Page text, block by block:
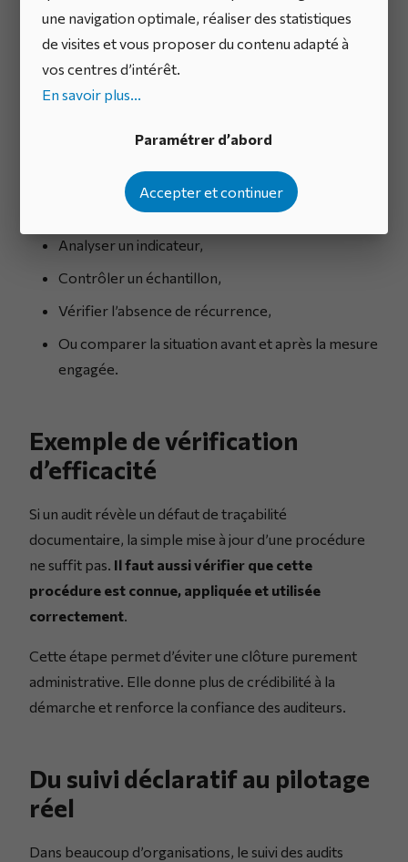
une navigation optimale, réaliser des statistiques
de visites et vous proposer du contenu adapté à
vos centres d’intérêt.
En savoir plus...
Paramétrer d’abord
Accepter et continuer
l’efficacité des mesures
mises en œuvre ?
L’efficacité ne se déduit pas automatiquement de la
réalisation d’une tâche. Elle doit être constatée.
Pour cela, plusieurs approches sont possibles :
Observer les pratiques terrain,
Analyser un indicateur,
Contrôler un échantillon,
Vérifier l’absence de récurrence,
Ou comparer la situation avant et après la mesure
engagée.
Exemple de vérification
d’efficacité
Si un audit révèle un défaut de traçabilité
documentaire, la simple mise à jour d’une procédure
ne suffit pas. Il faut aussi vérifier que cette
procédure est connue, appliquée et utilisée
correctement.
Cette étape permet d’éviter une clôture purement
administrative. Elle donne plus de crédibilité à la
démarche et renforce la confiance des auditeurs.
Du suivi déclaratif au pilotage
réel
Dans beaucoup d’organisations, le suivi des audits